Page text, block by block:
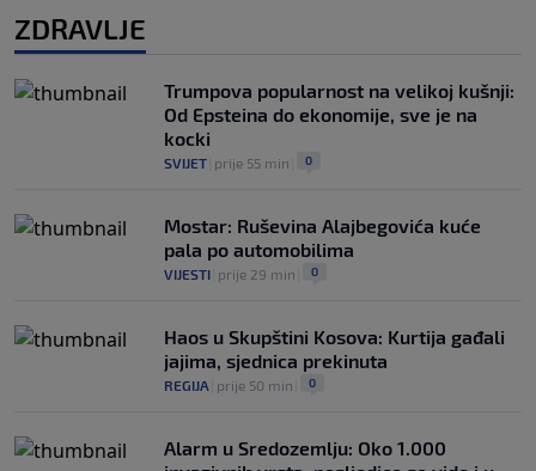
ZDRAVLJE
Trumpova popularnost na velikoj kušnji:
Od Epsteina do ekonomije, sve je na
kocki
SVIJET prije 55 min 0
Mostar: Ruševina Alajbegovića kuće
pala po automobilima
VIJESTI prije 29 min 0
Haos u Skupštini Kosova: Kurtija gađali
jajima, sjednica prekinuta
REGIJA prije 50 min 0
Alarm u Sredozemlju: Oko 1.000